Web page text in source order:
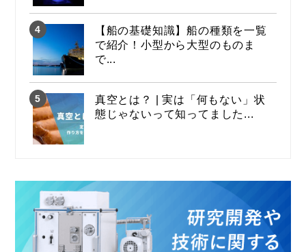
【船の基礎知識】船の種類を一覧
で紹介！小型から大型のものま
で...
真空とは？ | 実は「何もない」状
態じゃないって知ってました...